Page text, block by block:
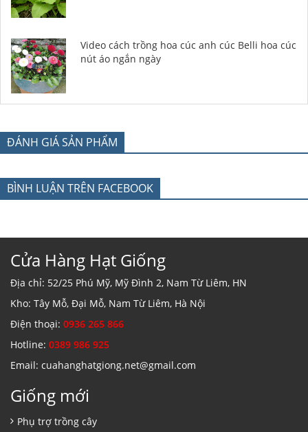
Video cách trồng hoa cúc anh cúc Belli hoa cúc
nút áo ngắn ngày
ĐÁNH GIÁ SẢN PHẨM
BÌNH LUẬN TRÊN FACEBOOK
Cửa Hàng Hạt Giống
Địa chỉ: 52/25 Phú Mỹ, Mỹ Đình 2, Nam Từ Liêm, HN
Kho: Tây Mỗ, Đại Mỗ, Nam Từ Liêm, Hà Nội
Điện thoại: 0936 265 866
Hotline: 0389 986 925
Email: cuahanghatgiong.net@gmail.com
Giống mới
Phụ trợ trồng cây